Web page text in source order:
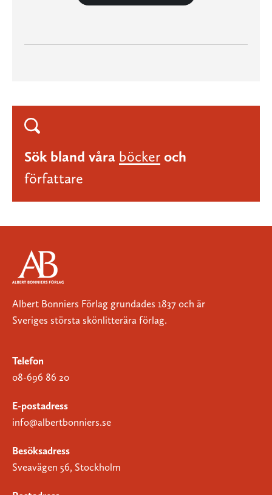
Sök bland våra böcker och
författare
Albert Bonniers Förlag grundades 1837 och är
Sveriges största skönlitterära förlag.
Telefon
08-696 86 20
E-postadress
info@albertbonniers.se
Besöksadress
Sveavägen 56, Stockholm